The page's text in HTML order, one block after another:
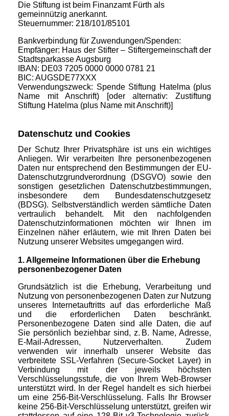
Die Stiftung ist beim Finanzamt Fürth als
gemeinnützig anerkannt.
Steuernummer: 218/101/85101
Bankverbindung für Zuwendungen/Spenden:
Empfänger: Haus der Stifter – Stiftergemeinschaft der
Stadtsparkasse Augsburg
IBAN: DE03 7205 0000 0000 0781 21
BIC: AUGSDE77XXX
Verwendungszweck: Spende Stiftung Hatelma (plus
Name mit Anschrift) [oder alternativ: Zustiftung
Stiftung Hatelma (plus Name mit Anschrift)]
Datenschutz und Cookies
Der Schutz Ihrer Privatsphäre ist uns ein wichtiges
Anliegen. Wir verarbeiten Ihre personenbezogenen
Daten nur entsprechend den Bestimmungen der EU-
Datenschutzgrundverordnung (DSGVO) sowie den
sonstigen gesetzlichen Datenschutzbestimmungen,
insbesondere dem Bundesdatenschutzgesetz
(BDSG). Selbstverständlich werden sämtliche Daten
vertraulich behandelt. Mit den nachfolgenden
Datenschutzinformationen möchten wir Ihnen im
Einzelnen näher erläutern, wie mit Ihren Daten bei
Nutzung unserer Websites umgegangen wird.
1. Allgemeine Informationen über die Erhebung
personenbezogener Daten
Grundsätzlich ist die Erhebung, Verarbeitung und
Nutzung von personenbezogenen Daten zur Nutzung
unseres Internetauftritts auf das erforderliche Maß
und die erforderlichen Daten beschränkt.
Personenbezogene Daten sind alle Daten, die auf
Sie persönlich beziehbar sind, z. B. Name, Adresse,
E-Mail-Adressen, Nutzerverhalten. Zudem
verwenden wir innerhalb unserer Website das
verbreitete SSL-Verfahren (Secure-Socket Layer) in
Verbindung mit der jeweils höchsten
Verschlüsselungsstufe, die von Ihrem Web-Browser
unterstützt wird. In der Regel handelt es sich hierbei
um eine 256-Bit-Verschlüsselung. Falls Ihr Browser
keine 256-Bit-Verschlüsselung unterstützt, greifen wir